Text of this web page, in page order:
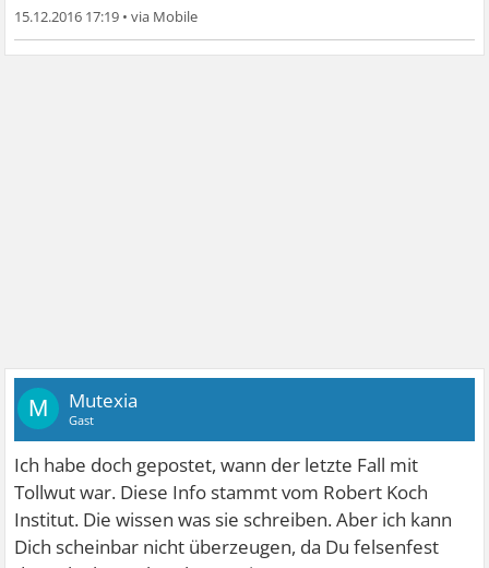
15.12.2016 17:19 •
M Mutexia
Gast
Ich habe doch gepostet, wann der letzte Fall mit
Tollwut war. Diese Info stammt vom Robert Koch
Institut. Die wissen was sie schreiben. Aber ich kann
Dich scheinbar nicht überzeugen, da Du felsenfest